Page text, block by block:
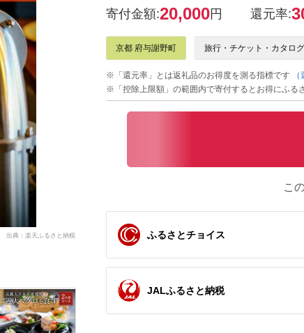
出典：楽天ふるさと納税
寄付金額:20,000円 還元率:
京都 府与謝野町 旅行・チケット・カタログ
※「還元率」とは返礼品のお得度を測る指標です
※「控除上限額」の範囲内で寄付するとお得にふる
こ
ふるさとチョイス
JALふるさと納税